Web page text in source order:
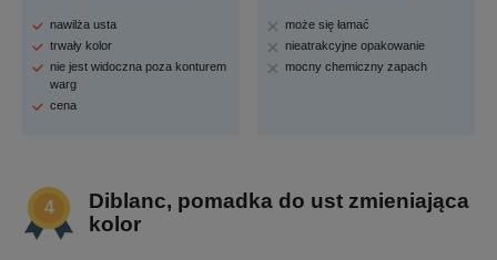
nawilża usta
trwały kolor
nie jest widoczna poza konturem
warg
cena
może się łamać
nieatrakcyjne opakowanie
mocny chemiczny zapach
Diblanc, pomadka do ust zmieniająca
kolor